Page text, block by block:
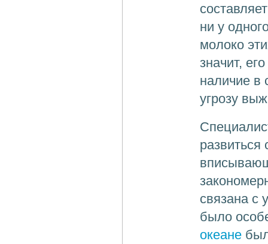
ни у
молоко
значит,
наличие в
угрозу
развиться
связана с
было
океане